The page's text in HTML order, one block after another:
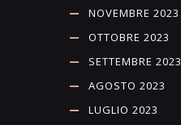
NOVEMBRE 2023
OTTOBRE 2023
SETTEMBRE 2023
AGOSTO 2023
LUGLIO 2023